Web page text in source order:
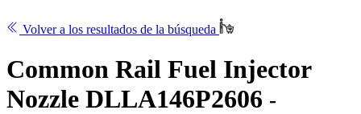
Volver a los resultados de la búsqueda
Common Rail Fuel Injector
Nozzle DLLA146P2606 -